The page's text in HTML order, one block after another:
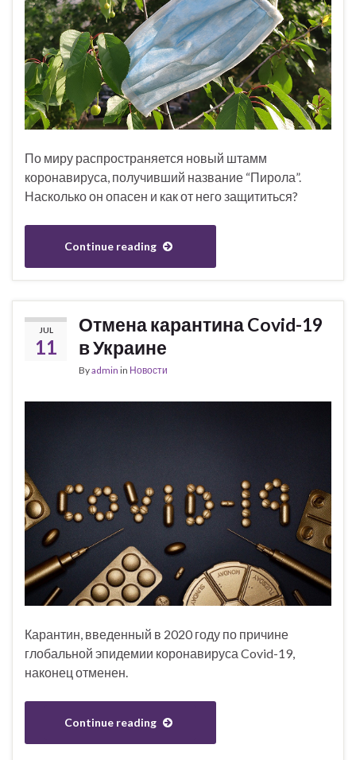
По миру распространяется новый штамм
коронавируса, получивший название “Пирола”.
Насколько он опасен и как от него защититься?
Continue reading
JUL
11
Отмена карантина Covid-19
в Украине
Byadmin in Новости
Карантин, введенный в 2020 году по причине
глобальной эпидемии коронавируса Covid-19,
наконец отменен.
Continue reading